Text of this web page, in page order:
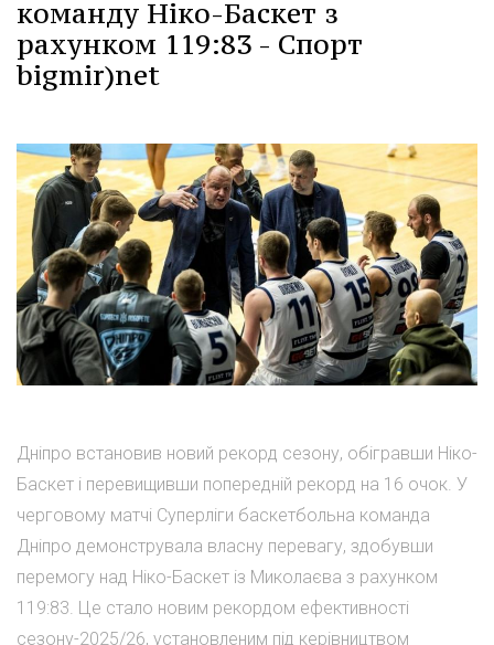
команду Ніко-Баскет з
рахунком 119:83 - Спорт
bigmir)net
Дніпро встановив новий рекорд сезону, обігравши Ніко-
Баскет і перевищивши попередній рекорд на 16 очок. У
черговому матчі Суперліги баскетбольна команда
Дніпро демонструвала власну перевагу, здобувши
перемогу над Ніко-Баскет із Миколаєва з рахунком
119:83. Це стало новим рекордом ефективності
сезону-2025/26, установленим під керівництвом